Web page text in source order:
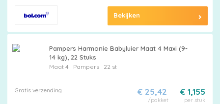
Bekijken
Pampers Harmonie Babyluier Maat 4 Maxi (9-
14 kg), 22 Stuks
Maat 4 Pampers22 st
Gratis verzending € 1,155
per stuk
€ 25,42
/pakket